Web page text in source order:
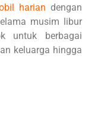
harian dengan
musim libur
untuk berbagai
keluarga hingga